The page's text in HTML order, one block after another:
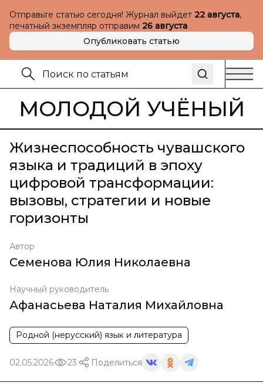
Отправьте статью сегодня! Журнал выйдет 22 августа,
печатный экземпляр отправим 26 августа
Опубликовать статью
МОЛОДОЙ УЧЁНЫЙ
Жизнеспособность чувашского
языка и традиций в эпоху
цифровой трансформации:
вызовы, стратегии и новые
горизонты
Автор
Семенова Юлия Николаевна
Научный руководитель
Афанасьева Наталия Михайловна
Родной (нерусский) язык и литература
02.05.2026 23 Поделиться